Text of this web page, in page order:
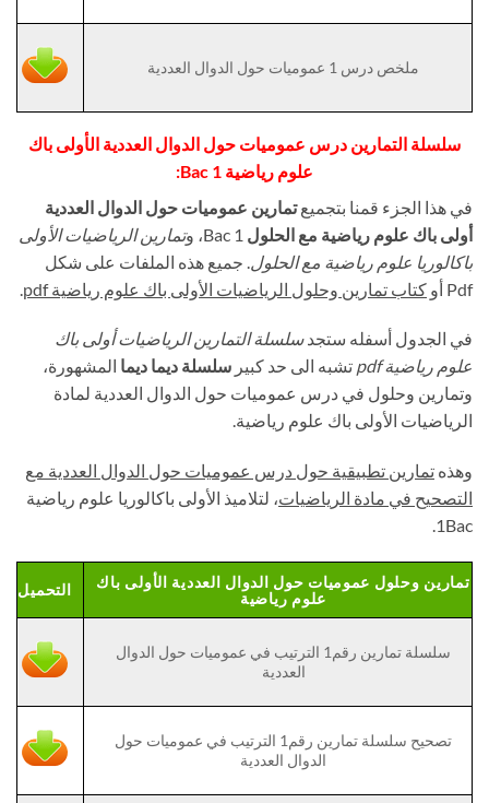
ملخص درس 1 عموميات حول الدوال العددية
سلسلة التمارين درس عموميات حول الدوال العددية الأولى باك
علوم رياضية 1 Bac:
في هذا الجزء قمنا بتجميعتمارين عموميات حول الدوال العددية
أولى باك علوم رياضية مع الحلول
تمارين الرياضيات الأولى
باكالوريا علوم رياضية مع الحلول . جميع هذه الملفات على شكل
Pdf أو
كتاب تمارين وحلول الرياضيات الأولى باك علوم رياضيةpdf
في الجدول أسفله ستجدسلسلة التمارين الرياضيات أولى باك
علوم رياضية pdf
تشبه الى حد كبير سلسلة ديما ديما المشهورة،
وتمارين وحلول في درس عموميات حول الدوال العددية لمادة
الرياضيات الأولى باك علوم رياضية.
وهذه تمارين تطبيقية حول درس عموميات حول الدوال العددية مع
التصحيح في مادة الرياضيات، لتلاميذ الأولى باكالوريا علوم رياضية
1Bac.
تمارين وحلول عموميات حول الدوال العددية الأولى باك
علوم رياضية
التحميل
سلسلة تمارين رقم1 الترتيب في عموميات حول الدوال
العددية
تصحيح سلسلة تمارين رقم1 الترتيب في عموميات حول
الدوال العددية